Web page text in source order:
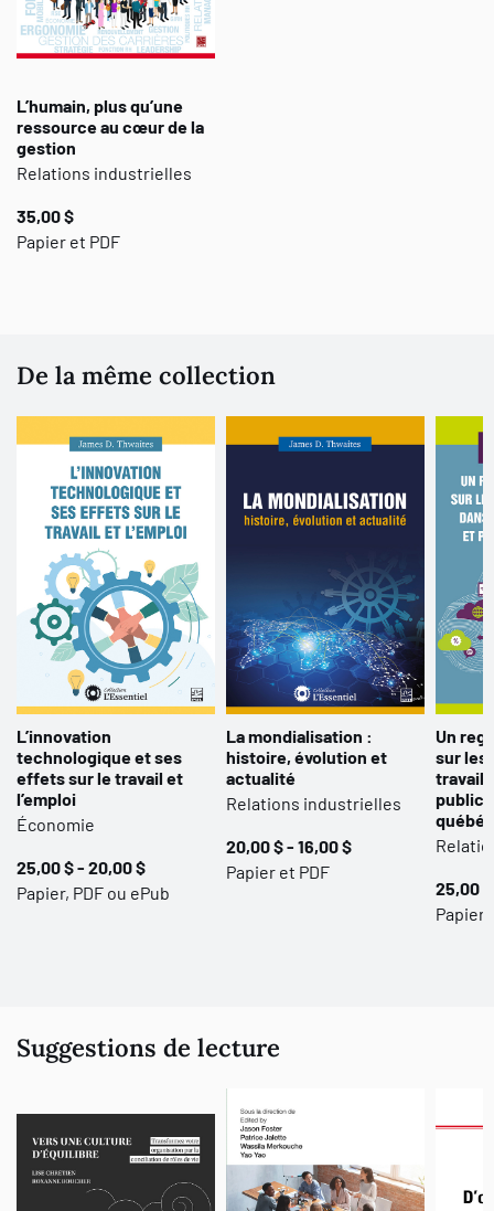
L’humain, plus qu’une
ressource au cœur de la
gestion
Relations industrielles
35,00 $
Papier et PDF
De la même collection
L’innovation
technologique et ses
effets sur le travail et
l’emploi
Économie
25,00 $ - 20,00 $
Papier, PDF ou ePub
La mondialisation :
histoire, évolution et
actualité
Relations industrielles
20,00 $ - 16,00 $
Papier et PDF
Un
sur les
travail
public
25,00 $
Papier
Suggestions de lecture